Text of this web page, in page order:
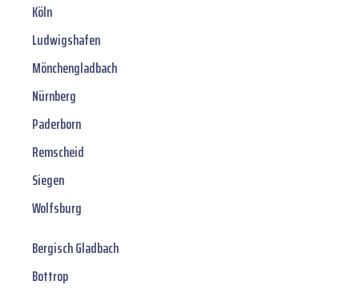
Köln
Ludwigshafen
Mönchengladbach
Nürnberg
Paderborn
Remscheid
Siegen
Wolfsburg
Bergisch Gladbach
Bottrop